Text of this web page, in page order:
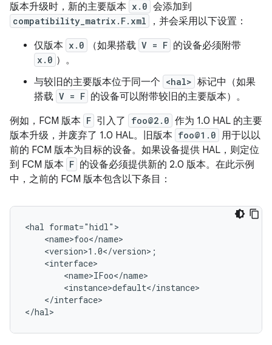
版本升级时，新的主要版本 x.0 会添加到
compatibility_matrix.F.xml
，并会采用以下设置：
仅版本 x.0 （如果搭载 V = F 的设备必须附带
x.0 ）。
与较旧的主要版本位于同一个 <hal> 标记中（如果
搭载 V = F 的设备可以附带较旧的主要版本）。
例如，FCM 版本 F 引入了 foo@2.0 作为 1.0 HAL 的主要
版本升级，并废弃了 1.0 HAL。旧版本 foo@1.0 用于以以
前的 FCM 版本为目标的设备。如果设备提供 HAL，则定位
到 FCM 版本 F 的设备必须提供新的 2.0 版本。在此示例
中，之前的 FCM 版本包含以下条目：
<hal format="hidl">
    <name>foo</name>
    <version>1.0</version>;
    <interface>
        <name>IFoo</name>
        <instance>default</instance>
    </interface>